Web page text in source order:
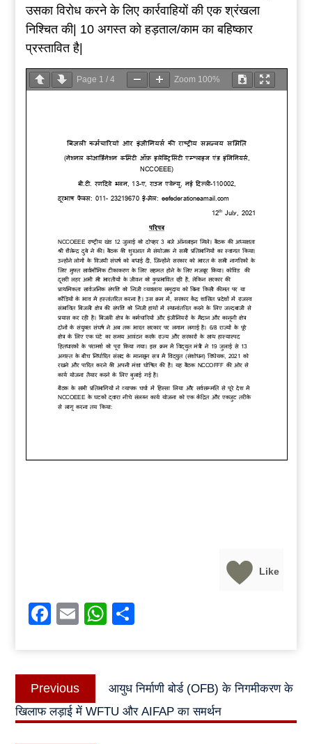
उसका विरोध करने के लिए कार्रवाहियों की एक श्रंखला
निश्चित की| 10 अगस्त को हड़ताल/काम का बहिष्कार
प्रस्तावित है|
Page 1 / 4 Zoom 100%
Like
Facebook
EmailWhatsApp
Post
navigation
Previous
Previous
post:
आयुध निर्माणी बोर्ड (OFB) के निगमीकरण के
खिलाफ लड़ाई में WFTU और AIFAP का समर्थन